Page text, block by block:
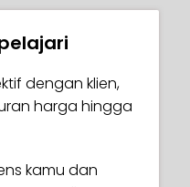
dengan klien,
harga hingga
kamu dan